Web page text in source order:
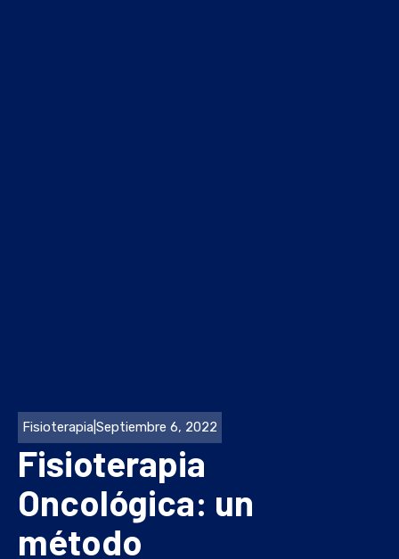
Fisioterapia Septiembre 6, 2022
Fisioterapia
Oncológica: un
método